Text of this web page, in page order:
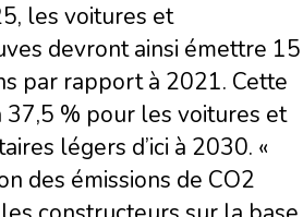
les voitures et
devront ainsi émettre 15
par rapport à 2021. Cette
% pour les voitures et
légers d’ici à 2030. «
des émissions de CO2